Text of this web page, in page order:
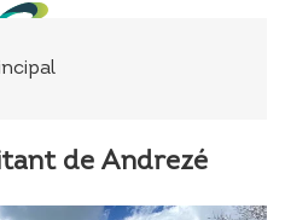
de Andrezé